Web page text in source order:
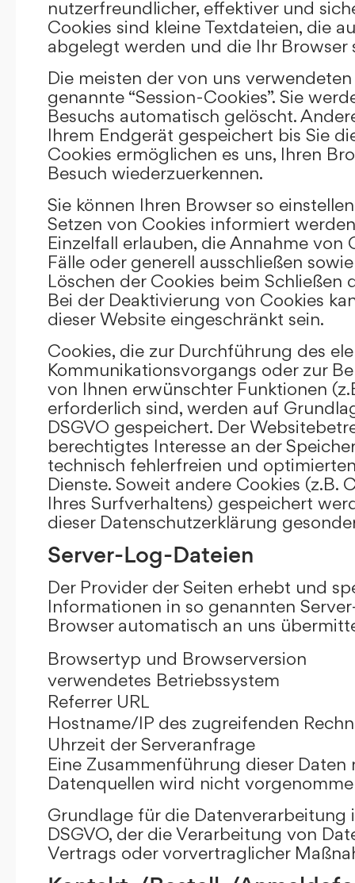
nutzerfreundlicher, effektiver und
Cookies sind kleine Textdateien, die
abgelegt werden und die Ihr Browser
Die meisten der von uns
genannte “Session-Cookies”. Sie
Besuchs automatisch gelöscht.
Ihrem Endgerät gespeichert bis Sie
Cookies ermöglichen es uns, Ihren
Besuch wiederzuerkennen.
Sie können Ihren Browser so
Setzen von Cookies informiert
Einzelfall erlauben, die Annahme von
Fälle oder generell ausschließen
Löschen der Cookies beim Schließen
Bei der Deaktivierung von Cookies
dieser Website eingeschränkt sein.
Cookies, die zur Durchführung des
Kommunikationsvorgangs oder zur
von Ihnen erwünschter Funktionen
erforderlich sind, werden auf
DSGVO gespeichert. Der
berechtigtes Interesse an der
technisch fehlerfreien und
Dienste. Soweit andere Cookies (z.B.
Ihres Surfverhaltens) gespeichert
dieser Datenschutzerklärung
Server-Log-Dateien
Der Provider der Seiten erhebt und
Informationen in so genannten
Browser automatisch an uns
Browsertyp und Browserversion
verwendetes Betriebssystem
Referrer URL
Hostname/IP des zugreifenden
Uhrzeit der Serveranfrage
Eine Zusammenführung dieser Daten
Datenquellen wird nicht
Grundlage für die Datenverarbeitung
DSGVO, der die Verarbeitung von
Vertrags oder vorvertraglicher